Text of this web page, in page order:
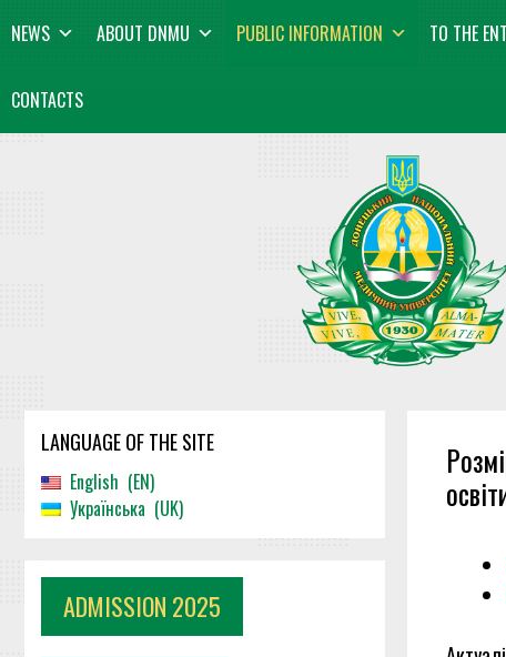
toNEWS ABOUT DNMU PUBLIC INFORMATION TO THE
CONTACTS
LANGUAGE OF THE SITE
English
EN
Українська
UK
ADMISSION 2025